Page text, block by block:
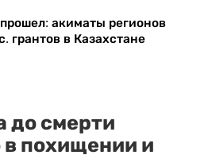
акиматы регионов
грантов в Казахстане
до смерти
в похищении и